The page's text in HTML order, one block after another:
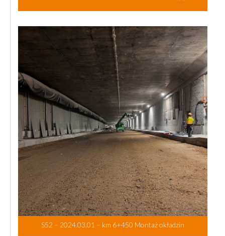
S52 – 2024.03.01 – km 6+450 Montaż okładzin